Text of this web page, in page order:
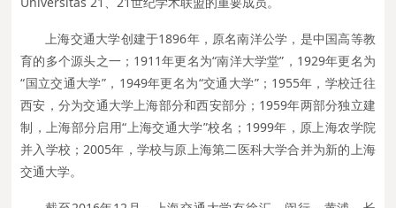
上海交通大学创建于1896年，原名南洋公学，是中国高等教
育的多个源头之一；1911年更名为“南洋大学堂”，1929年更名为
“国立交通大学”，1949年更名为“交通大学”；1955年，学校迁往
西安，分为交通大学上海部分和西安部分；1959年两部分独立建
制，上海部分启用“上海交通大学”校名；1999年，原上海农学院
并入学校；2005年，学校与原上海第二医科大学合并为新的上海
交通大学。